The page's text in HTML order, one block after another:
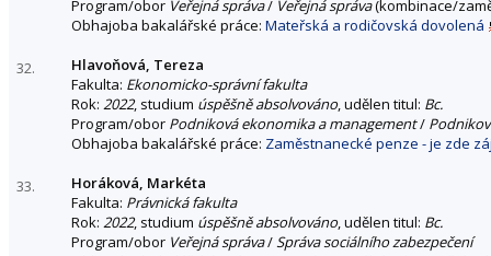
Program/obor Veřejná správa/ Veřejná správa(kombinace/
Obhajoba bakalářské práce: Mateřská a rodičovská dovolená
32.
Hlavoňová, Tereza
Fakulta: Ekonomicko-správní fakulta
Rok: 2022, studium úspěšně absolvováno, udělen titul: Bc.
Program/obor Podniková ekonomika a management/
Obhajoba bakalářské práce: Zaměstnanecké penze - je zde
33.
Horáková, Markéta
Fakulta: Právnická fakulta
Rok: 2022, studium úspěšně absolvováno, udělen titul: Bc.
Program/obor Veřejná správa/Správa sociálního zabezpečení